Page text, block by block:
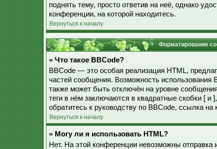
поднять тему, просто ответив на неё, однако
конференции, на которой находитесь.
Вернуться к началу
Форматирование
» Что такое BBCode?
BBCode — это особая реализация HTML,
частей сообщения. Возможность использования
также может быть отключён на уровне
теги в нём заключаются в квадратные скобки [
обратитесь к руководству по BBCode, ссылка
Вернуться к началу
» Могу ли я использовать HTML?
Нет. На этой конференции невозможны